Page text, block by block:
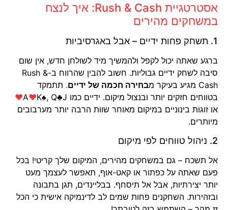
אסטרטגיית Rush & Cash: איך לנצח
במשחקים מהירים
ברגע שאתה יכול לקפל ולהמשיך מיד לשולחן חדש, אין שום
סיבה לשחק ידיים גבוליות. חשוב להבין שהרווח ב-Rush &
Cash מגיע בעיקר מ
בחירה חכמה של ידיים. תתמקד
בטווחים חזקים יותר ובנצול מיקום. ידיים כמו A
♥K♠, Q♣J
♥
או זוגות בינוניים במיקום מאוחר שוות הרבה יותר מערבובים
מיותרים.
אל תשכח – גם במשחקים מהירים, המיקום שלך קריטי! בכל
פעם שאתה על כפתור או קאט-אוף, תאפשר לעצמך מעט
יותר יצירתיות, אבל אל תיסחף. בבליינדים, תגן בתבונה
ובזהירות. השחקנים פחות שמים לב לדינמיקה אישית כי הכל